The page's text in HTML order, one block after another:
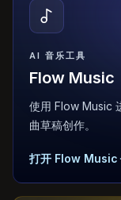
AI 音乐工具
Flow Music
使用 Flow Music
曲草稿创作。
打开 Flow Music